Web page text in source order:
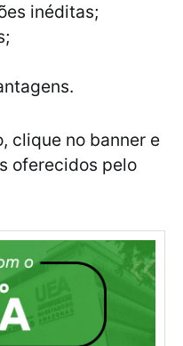
inéditas;
clique no banner e
oferecidos pelo